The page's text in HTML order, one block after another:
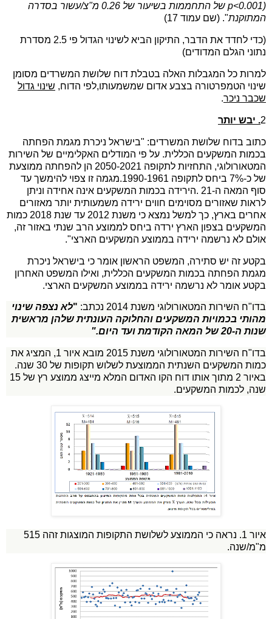
p<0.001)
של התחממות בשיעור של 0.26 מ"צ/עשור בסדרה
המתוקנת". (שם עמוד 17)
(כדי לחדד את הדבר, התיקון הביא לשינוי הגדול פי 2.5 מסדרת
נתוני הגלם המדודים)
למרות כל המגבלות האלה בטבלת דוח שלושת המשרדים מסומן
שינוי הטמפרטורה בצבע אדום שמשמעותו,לפי הדוח, שינוי גדול
שכבר ניכר.
2. יבש יותר
כתוב בדוח שלושת המשרדים: "בישראל ניכרת מגמת הפחתה
בכמות המשקעים הכללית. על פי המודלים האקלימיים של השירות
המטאורולוגי, התחזיות לתקופה 2050-2021 הן להפחתה ממוצעת
של כ-7% ביחס לתקופה 1990-1961.מגמה זו צפוי להימשך עד
סוף המאה ה-21 .הירידה בכמות המשקעים אינה אחידה וניתן
לראות שאזורים מסוימים חווים ירידה משמעותית יותר מאזורים
אחרים בארץ, כך למשל נמצא כי משנת 2012 עד שנת 2018 כמות
המשקעים בצפון הארץ ירדה ביחס לממוצע הרב שנתי באזור זה,
אולם לא נרשמה ירידה בממוצע המשקעים הארצי".
בקטע זה יש סתירה, המשפט הראשון אומר כי בישראל ניכרת
מגמת הפחתה בכמות המשקעים הכללית, ואילו המשפט האחרון
בקטע אומר לא נרשמה ירידה בממוצע המשקעים הארצי.
בדו"ח השירות המטאורולוגי משנת 2014 נכתב: "לא נצפה שינוי
מהותי בכמויות המשקעים והחלוקה העונתית שלהן מראשית
שנות ה-20 של המאה הקודמת ועד היום
".
בדו"ח השירות המטאורולוגי משנת 2015 מובא איור 1, המציג את
כמות המשקעים השנתית הממוצעת לשלוש תקופות של 30 שנה.
באיור 2 מתוך אותו דוח הקו האדום המלא מייצג ממוצע רץ של 15
שנה, לכמות המשקעים.
איור 1. נראה כי הממוצע לשלושת התקופות המוצגות זהה 515
מ"מ/שנה.